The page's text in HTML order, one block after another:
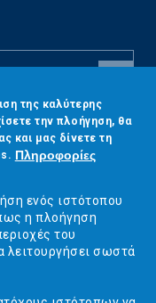
της καλύτερης
την πλοήγηση, θα
και μας δίνετε τη
Πληροφορίες
ενός ιστότοπου
η πλοήγηση
του
λειτουργήσει σωστά